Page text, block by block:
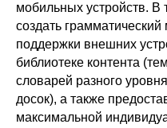
мобильных устройств. В
создать
поддержки внешних
библиотеке контента
словарей разного
досок), а также
максимальной